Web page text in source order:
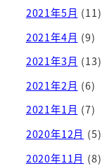
2021年5月 (11)
2021年4月 (9)
2021年3月 (13)
2021年2月 (6)
2021年1月 (7)
2020年12月 (5)
2020年11月 (8)